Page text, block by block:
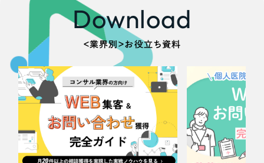
Download
＜業界別＞お役立ち資料